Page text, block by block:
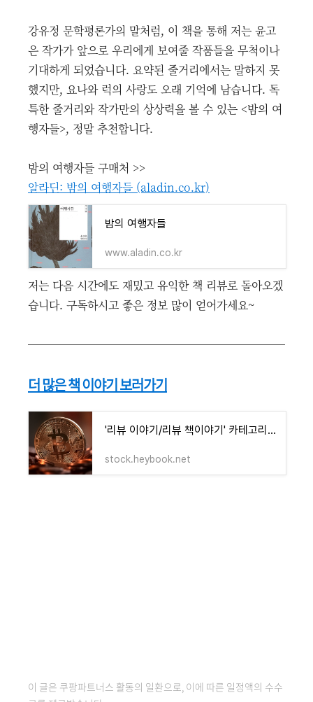
강유정 문학평론가의 말처럼, 이 책을 통해 저는 윤고
은 작가가 앞으로 우리에게 보여줄 작품들을 무척이나
기대하게 되었습니다. 요약된 줄거리에서는 말하지 못
했지만, 요나와 럭의 사랑도 오래 기억에 남습니다. 독
특한 줄거리와 작가만의 상상력을 볼 수 있는 <밤의 여
행자들>, 정말 추천합니다.
밤의 여행자들 구매처 >>
알라딘: 밤의 여행자들 (aladin.co.kr)
밤의 여행자들
www.aladin.co.kr
저는 다음 시간에도 재밌고 유익한 책 리뷰로 돌아오겠
습니다. 구독하시고 좋은 정보 많이 얻어가세요~
더 많은 책 이야기 보러가기
'리뷰 이야기/리뷰 책이야기' 카테고리의 글 목록
stock.heybook.net
이 글은 쿠팡파트너스 활동의 일환으로, 이에 따른 일정액의 수수